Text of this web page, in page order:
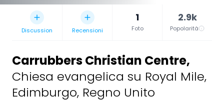
Discussion Recensioni
1
Foto
2.9k
Popolarità
Carrubbers Christian Centre,
Chiesa evangelica su Royal Mile,
Edimburgo, Regno Unito